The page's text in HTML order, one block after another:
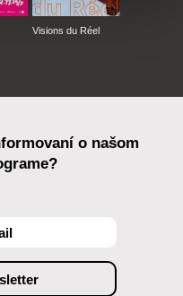
Visions du Réel
o našom